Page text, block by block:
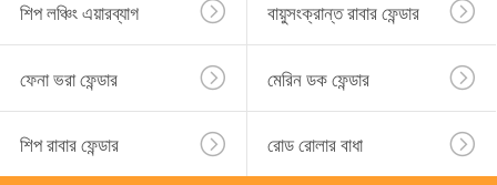
শিপ লঞ্চিং এয়ারব্যাগ বায়ুসংক্রান্ত রাবার ফেন্ডার
ফেনা ভরা ফেন্ডার মেরিন ডক ফেন্ডার
শিপ রাবার ফেন্ডার রোড রোলার বাধা